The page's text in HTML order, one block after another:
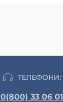
ТЕЛЕФОНИ:
0(800) 33 06 01